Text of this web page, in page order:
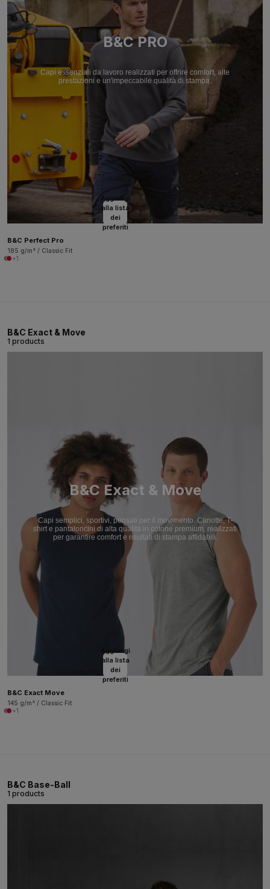
B&C PRO
Capi essenziali da lavoro realizzati per offrire comfort, alte
prestazioni e un'impeccabile qualità di stampa.
Aggiungi
alla lista
dei
preferiti
B&C Perfect Pro
185 g/m² / Classic Fit
+1
B&C Exact & Move
1 products
B&C Exact & Move
Capi semplici, sportivi, pensati per il movimento. Canotte, T-
shirt e pantaloncini di alta qualità in cotone premium, realizzati
per garantire comfort e risultati di stampa affidabili.
Aggiungi
alla lista
dei
preferiti
B&C Exact Move
145 g/m² / Classic Fit
+1
B&C Base-Ball
1 products